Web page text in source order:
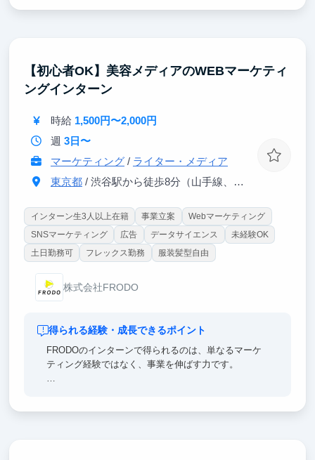
③海外展開の戦略立案・ローカライズに挑戦でき、代
ケ・PdM・起業のどの道にも活きる実践経験が積めま
【初心者OK】美容メディアのWEBマーケティ
ングインターン
時給 1,500円〜2,000円
週 3日〜
マーケティング/ ライター・メディア
東京都/ 渋谷駅から徒歩8分（山手線、埼京線、銀座線、半蔵門線、ほか）
インターン生3人以上在籍 事業立案
Webマーケティング
SNSマーケティング
広告 データサイエンス
未経験OK
土日勤務可
フレックス勤務 服装髪型自由
株式会社FRODO
得られる経験・成長できるポイント
FRODOのインターンで得られるのは、単なるマーケ
ティング経験ではなく、事業を伸ばす力です。